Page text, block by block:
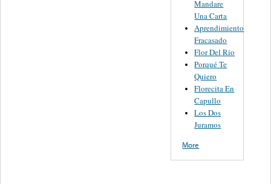
Mandare
Una Carta
Aprendimiento
Fracasado
Flor Del Rio
Porqué Te
Quiero
Florecita En
Capullo
Los Dos
Juramos
More